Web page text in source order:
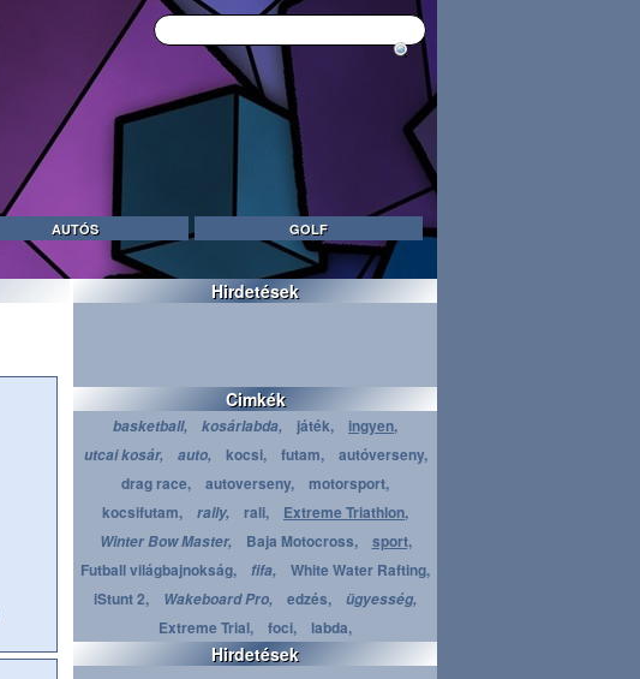
AUTÓS
GOLF
Hirdetések
Cimkék
basketball, kosárlabda, játék, ingyen,
utcai kosár, auto, kocsi, futam,
autóverseny,
drag race,
autoverseny,
motorsport,
kocsifutam,
rally, rali, Extreme Triathlon,
Winter Bow Master, Baja Motocross,
sport,
Futball világbajnokság,
fifa,
White Water Rafting,
iStunt 2,
Wakeboard Pro, edzés, ügyesség,
Extreme Trial, foci, labda,
Hirdetések